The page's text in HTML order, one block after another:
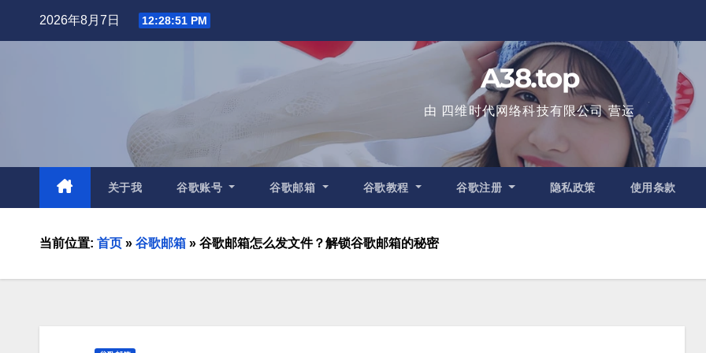
2026年8月7日 12:28:53 PM
A38.top
由 四维时代网络科技有限公司 营运
关于我 谷歌账号 谷歌邮箱 谷歌教程 谷歌注册 隐私政策 使用条款
当前位置: 首页 » 谷歌邮箱 » 谷歌邮箱怎么发文件？解锁谷歌邮箱的秘密